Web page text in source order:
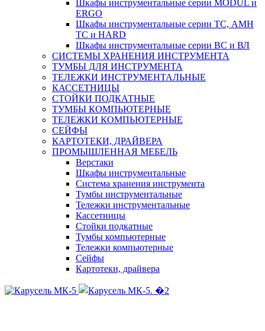
Шкафы инструментальные серии MODUL и
ERGO
Шкафы инструментальные серии ТС, АМН
ТС и HARD
Шкафы инструментальные серии ВС и ВЛ
СИСТЕМЫ ХРАНЕНИЯ ИНСТРУМЕНТА
ТУМБЫ ДЛЯ ИНСТРУМЕНТА
ТЕЛЕЖКИ ИНСТРУМЕНТАЛЬНЫЕ
КАССЕТНИЦЫ
СТОЙКИ ПОДКАТНЫЕ
ТУМБЫ КОМПЬЮТЕРНЫЕ
ТЕЛЕЖКИ КОМПЬЮТЕРНЫЕ
СЕЙФЫ
КАРТОТЕКИ, ДРАЙВЕРА
ПРОМЫШЛЕННАЯ МЕБЕЛЬ
Верстаки
Шкафы инструментальные
Система хранения инструмента
Тумбы инструментальные
Тележки инструментальные
Кассетницы
Стойки подкатные
Тумбы компьютерные
Тележки компьютерные
Сейфы
Картотеки, драйвера